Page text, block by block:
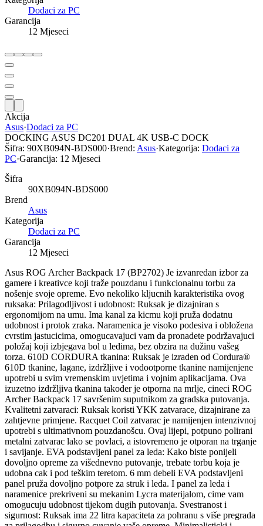
Dodaci za PC
Garancija
12 Mjeseci
Akcija
Asus·Dodaci za PC
DOCKING ASUS DC201 DUAL 4K USB-C DOCK
Šifra: 90XB094N-BDS000·Brend: Asus·Kategorija: Dodaci za
PC·Garancija: 12 Mjeseci
Šifra
90XB094N-BDS000
Brend
Asus
Kategorija
Dodaci za PC
Garancija
12 Mjeseci
Asus ROG Archer Backpack 17 (BP2702) Je izvanredan izbor za
gamere i kreativce koji traže pouzdanu i funkcionalnu torbu za
nošenje svoje opreme. Evo nekoliko kljucnih karakteristika ovog
ruksaka: Prilagodljivost i udobnost: Ruksak je dizajniran s
ergonomijom na umu. Ima kanal za kicmu koji pruža dodatnu
udobnost i protok zraka. Naramenica je visoko podesiva i obložena
cvrstim jastucicima, omogucavajuci vam da pronadete podržavajuci
položaj koji izbjegava bol u ledima, bez obzira na dužinu vašeg
torza. 610D CORDURA tkanina: Ruksak je izraden od Cordura®
610D tkanine, lagane, izdržljive i vodootporne tkanine namijenjene
upotrebi u svim vremenskim uvjetima i vojnim aplikacijama. Ova
izuzetno izdržljiva tkanina takoder je otporna na mrlje, cineci ROG
Archer Backpack 17 savršenim suputnikom za gradska putovanja.
Kvalitetni zatvaraci: Ruksak koristi YKK zatvarace, dizajnirane za
zahtjevne primjene. Racquet Coil zatvarac je namijenjen intenzivnoj
upotrebi s ultimativnom pouzdanošcu. Ovaj lijepi, potpuno polirani
metalni zatvarac lako se povlaci, a istovremeno je otporan na trganje
i savijanje. EVA podstavljeni panel za leda: Kako biste ponijeli
dovoljno opreme za višednevno putovanje, trebate torbu koja je
udobna cak i pod teškim teretom. 6 mm debeli EVA podstavljeni
panel pruža dovoljno potpore za struk i leda. I panel za leda i
naramenice prekriveni su mekanim Lycra materijalom, cime vam
omogucuju udobnost tijekom dugih putovanja. Svestranost i
sigurnost: Ruksak ima 22 litra kapaciteta za pohranu s više pregrada